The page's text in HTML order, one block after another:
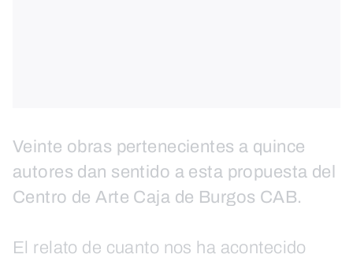
Veinte obras pertenecientes a quince
autores dan sentido a esta propuesta del
Centro de Arte Caja de Burgos CAB.
El relato de cuanto nos ha acontecido